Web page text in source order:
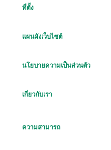
ที่ตั้ง
แผนผังเว็บไซต์
นโยบายความเป็นส่วนตัว
เกี่ยวกับเรา
ความสามารถ